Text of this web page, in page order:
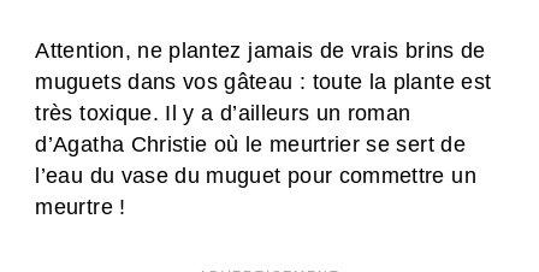
Attention, ne plantez jamais de vrais brins de
muguets dans vos gâteau : toute la plante est
très toxique. Il y a d’ailleurs un roman
d’Agatha Christie où le meurtrier se sert de
l’eau du vase du muguet pour commettre un
meurtre !